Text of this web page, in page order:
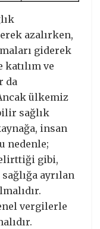
azalırken,
giderek
katılım ve
da
ülkemiz
sağlık
insan
nedenle;
gibi,
ayrılan
vergilerle